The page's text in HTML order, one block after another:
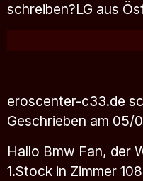
schreiben?LG aus
eroscenter-c33.de
Geschrieben am 05/
Hallo Bmw Fan, der
1.Stock in Zimmer